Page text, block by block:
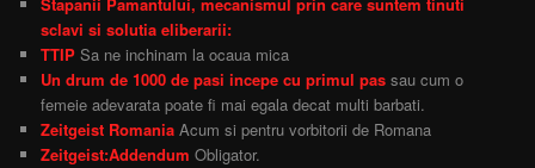
Stapanii Pamantului, mecanismul prin care suntem tinuti
sclavi si solutia eliberarii:
TTIP Sa ne inchinam la ocaua mica
Un drum de 1000 de pasi incepe cu primul pas sau cum o
femeie adevarata poate fi mai egala decat multi barbati.
Zeitgeist Romania Acum si pentru vorbitorii de Romana
Zeitgeist:Addendum Obligator.